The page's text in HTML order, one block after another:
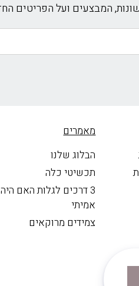
המבצעים ועל הפריטים
מאמרים
הבלוג שלנו
תכשיטי כלה
3 דרכים לגלות האם
אמיתי
צמידים מרוקאים